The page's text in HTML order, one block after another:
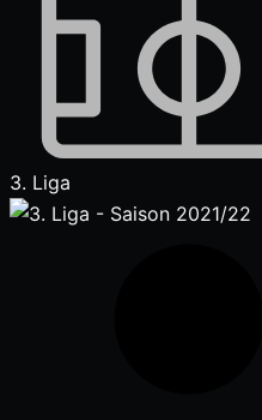
3. Liga